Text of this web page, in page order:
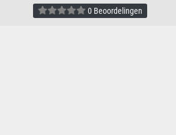
0 Beoordelingen